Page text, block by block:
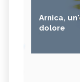
RODOCROSITE: TUTTE LE
MAGNETITE: TUTTE LE
Arnica,
dolore